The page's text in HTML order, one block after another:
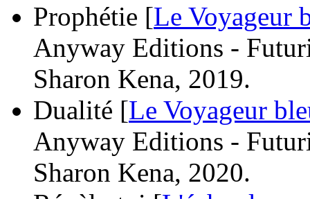
Prophétie [Le Voyageur
Anyway Editions -
Sharon Kena, 2019.
Dualité [Le Voyageur
Anyway Editions -
Sharon Kena, 2020.